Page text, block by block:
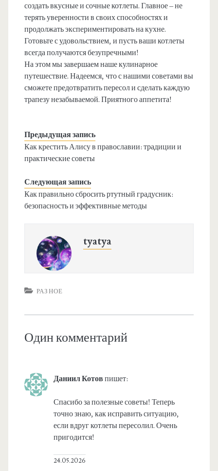
создать вкусные и сочные котлеты. Главное – не
терять уверенности в своих способностях и
продолжать экспериментировать на кухне.
Готовьте с удовольствием, и пусть ваши котлеты
всегда получаются безупречными!
На этом мы завершаем наше кулинарное
путешествие. Надеемся, что с нашими советами вы
сможете предотвратить пересол и сделать каждую
трапезу незабываемой. Приятного аппетита!
Предыдущая запись
Как крестить Алису в православии: традиции и
практические советы
Следующая запись
Как правильно сбросить ртутный градусник:
безопасность и эффективные методы
tyatya
РАЗНОЕ
Один комментарий
Даниил Котов пишет:
Спасибо за полезные советы! Теперь
точно знаю, как исправить ситуацию,
если вдруг котлеты пересолил. Очень
пригодится!
24.05.2026